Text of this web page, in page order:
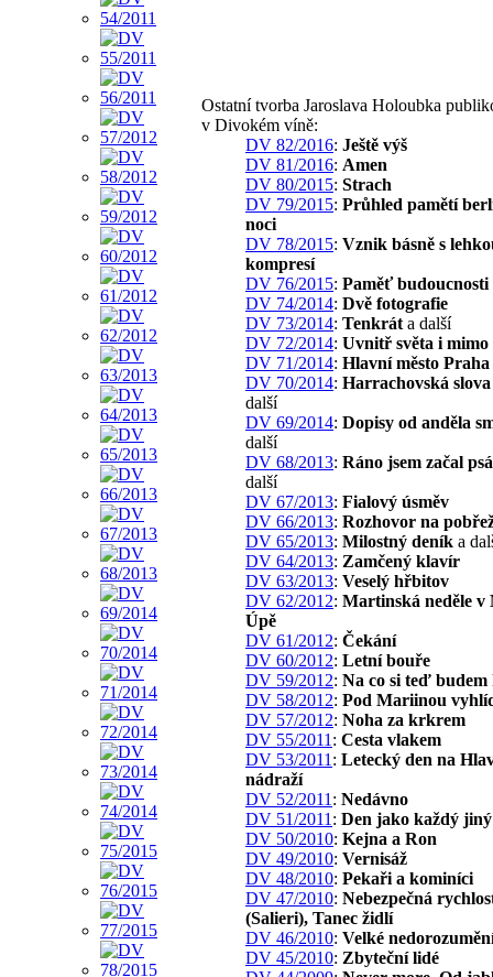
Ostatní tvorba Jaroslava Holoubka
v Divokém víně:
DV 82/2016: Ještě výš
DV 81/2016: Amen
DV 80/2015: Strach
DV 79/2015: Průhled pamětí
noci
DV 78/2015: Vznik básně s
kompresí
DV 76/2015: Paměť budoucnosti
DV 74/2014: Dvě fotografie
DV 73/2014: Tenkrát a další
DV 72/2014: Uvnitř světa i mimo
DV 71/2014: Hlavní město Praha
DV 70/2014: Harrachovská
další
DV 69/2014: Dopisy od anděla
další
DV 68/2013: Ráno jsem začal
další
DV 67/2013: Fialový úsměv
DV 66/2013: Rozhovor na
DV 65/2013: Milostný deník a
DV 64/2013: Zamčený klavír
DV 63/2013: Veselý hřbitov
DV 62/2012: Martinská neděle v
Úpě
DV 61/2012: Čekání
DV 60/2012: Letní bouře
DV 59/2012: Na co si teď budem
DV 58/2012: Pod Mariinou
DV 57/2012: Noha za krkrem
DV 55/2011 : Cesta vlakem
DV 53/2011 : Letecký den na
nádraží
DV 52/2011 : Nedávno
DV 51/2011 : Den jako každý jiný
DV 50/2010: Kejna a Ron
DV 49/2010: Vernisáž
DV 48/2010: Pekaři a kominíci
DV 47/2010: Nebezpečná
(Salieri), Tanec židlí
DV 46/2010: Velké
DV 45/2010: Zbyteční lidé